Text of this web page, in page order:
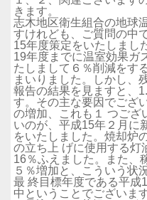
きます。
志木地区衛生組合の地球
すけれども、ご質問の中
15年度策定をいたしまし
19年度までに温室効果ガ
たしまして６％削減をす
まいりました。しかし、
報告の結果を見ますと、
す。その主な要因でござ
の増加、これも１ つござ
いのが、平成15年２月に
をいたしました。焼却炉
の立ち上 げに使用する灯
16％ふえました。また、
５％増加と、こういう状
最 終目標年度である平成
中ということでございま